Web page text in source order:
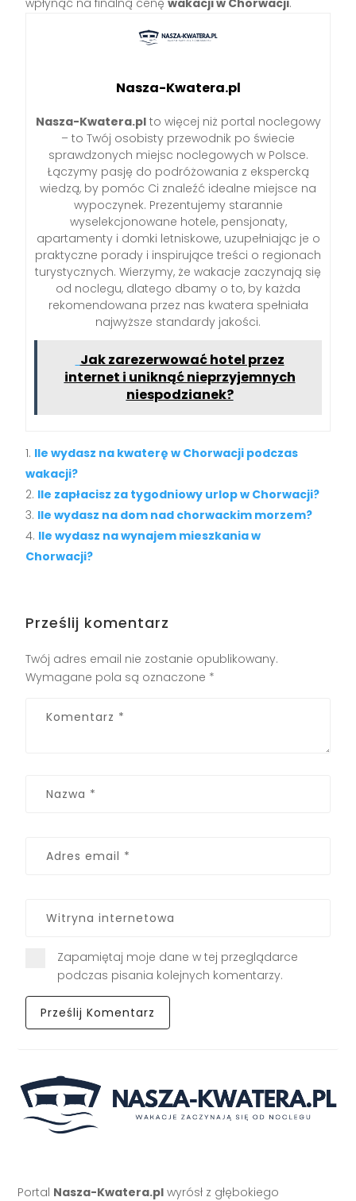
wpłynąć na finalną cenęwakacji w Chorwacji.
Nasza-Kwatera.pl
Nasza-Kwatera.plto więcej niż portal noclegowy
– to Twój osobisty przewodnik po świecie
sprawdzonych miejsc noclegowych w Polsce.
Łączymy pasję do podróżowania z ekspercką
wiedzą, by pomóc Ci znaleźć idealne miejsce na
wypoczynek. Prezentujemy starannie
wyselekcjonowane hotele, pensjonaty,
apartamenty i domki letniskowe, uzupełniając je o
praktyczne porady i inspirujące treści o regionach
turystycznych. Wierzymy, że wakacje zaczynają się
od noclegu, dlatego dbamy o to, by każda
rekomendowana przez nas kwatera spełniała
najwyższe standardy jakości.
Jak zarezerwować hotel przez
internet i uniknąć nieprzyjemnych
niespodzianek?
Ile wydasz na kwaterę w Chorwacji podczas
wakacji?
Ile zapłacisz za tygodniowy urlop w Chorwacji?
Ile wydasz na dom nad chorwackim morzem?
Ile wydasz na wynajem mieszkania w
Chorwacji?
Prześlij komentarz
Twój adres email nie zostanie opublikowany.
Wymagane pola są oznaczone *
Zapamiętaj moje dane w tej przeglądarce
podczas pisania kolejnych komentarzy.
Portal Nasza-Kwatera.pl wyrósł z głębokiego